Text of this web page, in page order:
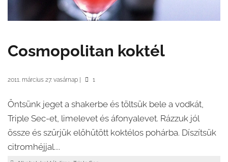
Cosmopolitan koktél
2011. március 27. vasárnap 1
Öntsünk jeget a shakerbe és töltsük bele a vodkát,
Triple Sec-et, limelevet és áfonyalevet. Rázzuk jól
össze és szűrjük előhűtött koktélos pohárba. Díszítsük
citromhéjjal....